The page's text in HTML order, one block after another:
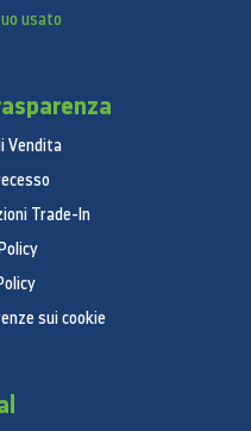
usato
Vendita
Trade-In
sui cookie